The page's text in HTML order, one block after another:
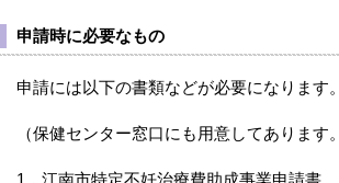
申請時に必要なもの
申請には以下の書類などが必要になります。
（保健センター窓口にも用意してあります
1．江南市特定不妊治療費助成事業申請書